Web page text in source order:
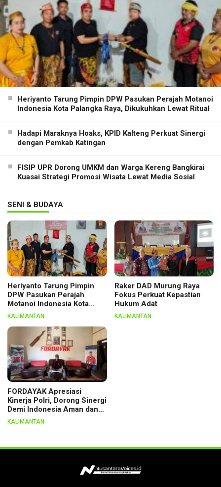
Heriyanto Tarung Pimpin DPW Pasukan Perajah Motanoi
Indonesia Kota Palangka Raya, Dikukuhkan Lewat Ritual
Hadapi Maraknya Hoaks, KPID Kalteng Perkuat Sinergi
dengan Pemkab Katingan
FISIP UPR Dorong UMKM dan Warga Kereng Bangkirai
Kuasai Strategi Promosi Wisata Lewat Media Sosial
SENI & BUDAYA
Heriyanto Tarung Pimpin
DPW Pasukan Perajah
Motanoi Indonesia Kota
Palangka Raya, Dikukuhkan
KALIMANTAN
Raker DAD Murung Raya
Fokus Perkuat Kepastian
Hukum Adat
KALIMANTAN
FORDAYAK Apresiasi
Kinerja Polri, Dorong Sinergi
Demi Indonesia Aman dan
Berkeadilan
KALIMANTAN